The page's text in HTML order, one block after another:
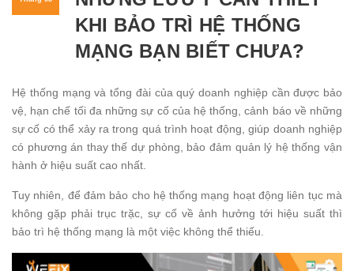
KHI BẢO TRÌ HỆ THỐNG
MẠNG BẠN BIẾT CHƯA?
Hệ thống mạng và tổng đài của quý doanh nghiệp cần được bảo
vệ, hạn chế tối đa những sự cố của hệ thống, cảnh báo về những
sự cố có thể xảy ra trong quá trình hoạt động, giúp doanh nghiệp
có phương án thay thế dự phòng, bảo đảm quản lý hệ thống vận
hành ở hiệu suất cao nhất.
Tuy nhiên, để đảm bảo cho hệ thống mạng hoạt động liên tục mà
không gặp phải trục trặc, sự cố về ảnh hưởng tới hiệu suất thì
bảo trì hệ thống mạng là một việc không thể thiếu.